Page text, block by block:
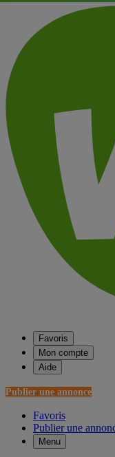
Favoris
Mon compte
Aide
Publier une annonce
Favoris
Publier une
Menu